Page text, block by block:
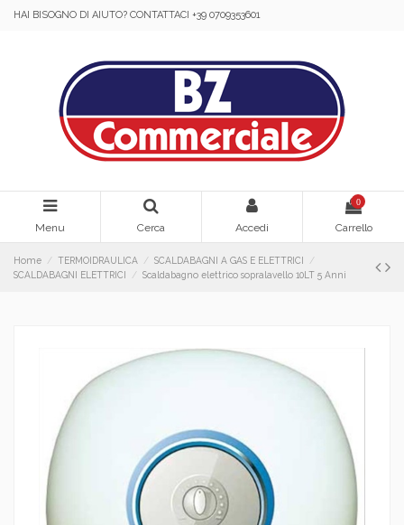
HAI BISOGNO DI AIUTO? CONTATTACI +39 0709353601
Menu Cerca Accedi
0
Carrello
Home TERMOIDRAULICA
SCALDABAGNI A GAS E ELETTRICI
SCALDABAGNI ELETTRICI
Scaldabagno elettrico sopralavello 10LT 5 Anni